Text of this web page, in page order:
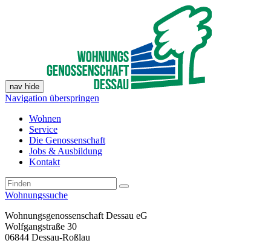
nav hide
Navigation überspringen
Wohnen
Service
Die Genossenschaft
Jobs & Ausbildung
Kontakt
Wohnungssuche
Wohnungsgenossenschaft Dessau eG
Wolfgangstraße 30
06844 Dessau-Roßlau